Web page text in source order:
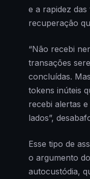
e a rapidez
recuperação
“Não recebi
transações
concluídas.
tokens inúteis
recebi alertas
lados”,
Esse tipo de
o argumento
autocustódia,